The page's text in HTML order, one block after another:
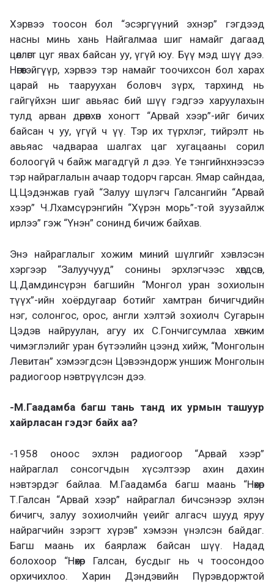
Хэрвээ тоосон бол “эсэргүүний эхнэр” гэгдээд
насны минь хань Найгалмаа шиг намайг дагаад
цөллөгт цуг явах байсан уу, үгүй юу. Бүү мэд шүү дээ.
Нөгөөтэйгүүр, хэрвээ тэр намайг тоочихсон бол харах
царай нь тааруухан боловч зүрх, тархинд нь
гайгүйхэн шиг авьяас бий шүү гэдгээ харуулахын
тулд арван дөрөвхөн хоногт “Арвай хээр”-ийг бичих
байсан ч уу, үгүй ч үү. Тэр их түрхлэг, тийрэлт нь
авьяас чадвараа шалгах цаг хугацааны сорил
болоогүй ч байж магадгүй л дээ. Үе тэнгийнхнээсээ
тэр найраглалын ачаар тодорч гарсан. Ямар сайндаа,
Ц.Цэдэнжав гуай “Залуу шүлэгч Галсангийн “Арвай
хээр” Ч.Лхамсүрэнгийн “Хүрэн морь”-той зуузайлж
ирлээ” гэж “Үнэн” сонинд бичиж байхав.
Энэ найраглалыг хожим миний шүлгийг хэвлэсэн
хэргээр “Залуучууд” сонины эрхлэгчээс хөөгдсөн,
Ц.Дамдинсүрэн багшийн “Монгол уран зохиолын
түүх”-ийн хоёрдугаар ботийг хамтран бичигчдийн
нэг, солонгос, орос, англи хэлтэй зохиолч Сугарын
Цэдэв найруулан, агуу их С.Гончигсумлаа хөгжим
чимэглэлийг уран бүтээлийн цээнд хийж, “Монголын
Левитан” хэмээгдсэн Цэвээндорж уншиж Монголын
радиогоор нэвтрүүлсэн дээ.
-М.Гаадамба багш тань танд их урмын ташуур
хайрласан гэдэг байх аа?
-1958 оноос эхлэн радиогоор “Арвай хээр”
найраглал сонсогчдын хүсэлтээр ахин дахин
нэвтэрдэг байлаа. М.Гаадамба багш маань “Нөхөр
Т.Галсан “Арвай хээр” найраглал бичсэнээр эхлэн
бичигч, залуу зохиолчийн үеийг алгасч шууд яруу
найрагчийн зэрэгт хүрэв” хэмээн үнэлсэн байдаг.
Багш маань их баярлаж байсан шүү. Надад
болохоор “Нөхөр Галсан, бусдыг нь ч тоосондоо
орхичихлоо. Харин Дэндэвийн Пүрэвдоржтой